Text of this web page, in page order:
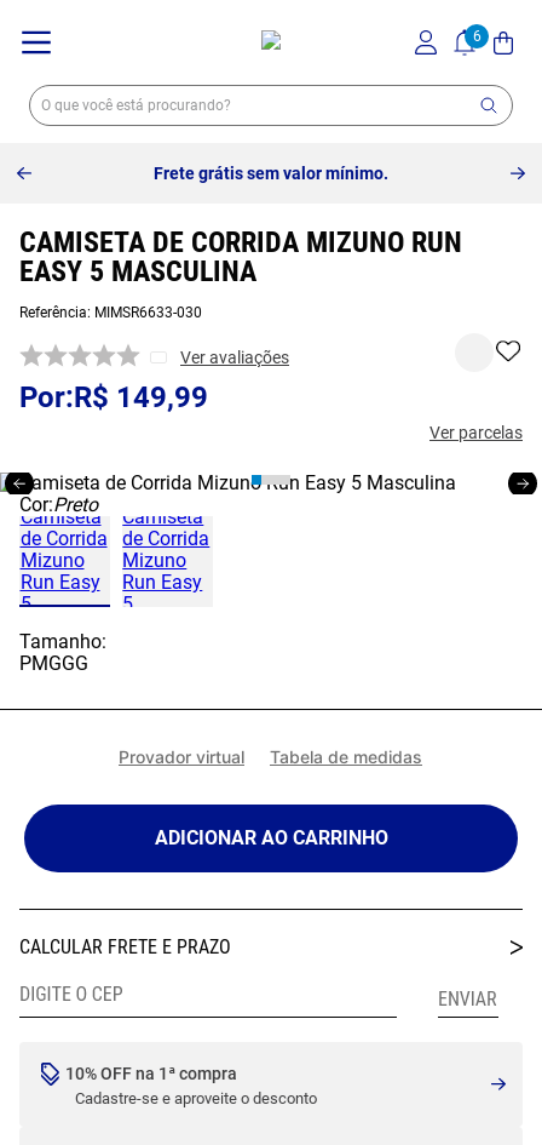
Frete grátis sem valor mínimo.
CAMISETA DE CORRIDA MIZUNO RUN
EASY 5 MASCULINA
Referência: MIMSR6633-030
Ver avaliações
R$ 149,99
Ver parcelas
Cor:Preto
Tamanho:
PMGGG
Provador virtual Tabela de medidas
ADICIONAR AO CARRINHO
10% OFF na 1ª compra
Cadastre-se e aproveite o desconto